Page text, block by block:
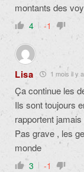
montants des
4 -1
Lisa 1 mois il y a
Ça continue les
Ils sont toujours
rapportent jamais
Pas grave , les
monde
3 -1